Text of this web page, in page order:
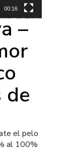
00:16
–
de
el pelo
al 100%